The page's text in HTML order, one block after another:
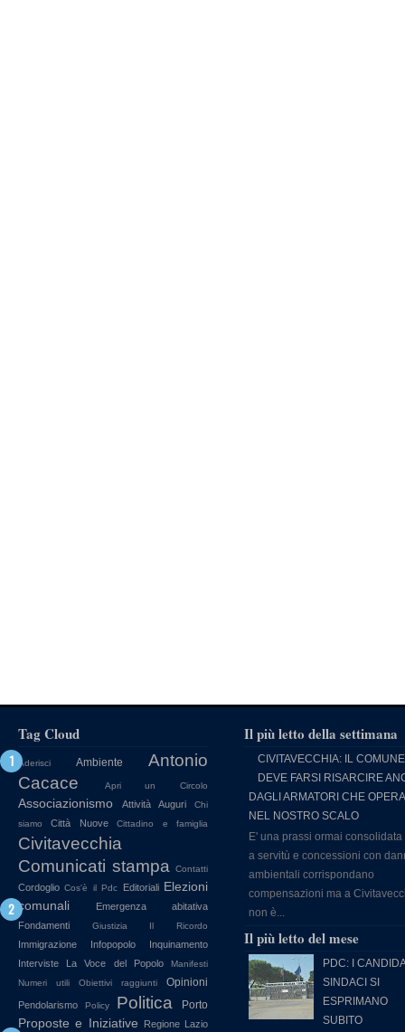
Tag Cloud
Aderisci Ambiente
Antonio
Cacace
Apri un Circolo
Associazionismo Attività Auguri
Chi
siamo
Città Nuove Cittadino e famiglia
Civitavecchia
Comunicati stampa
Contatti
Cordoglio Cos'è il Pdc Editoriali Elezioni
comunali
Emergenza abitativa
Fondamenti
Giustizia Il Ricordo
Immigrazione Infopopolo
Inquinamento
Interviste
La Voce del Popolo
Manifesti
Numeri utili
Obiettivi raggiunti Opinioni
Pendolarismo Policy Politica Porto
Proposte e Iniziative
Regione Lazio
Il più letto della settimana
CIVITAVECCHIA: IL COMUNE
DEVE FARSI RISARCIRE
DAGLI ARMATORI CHE
NEL NOSTRO SCALO
E' una prassi ormai consolidata
a servitù e concessioni con
ambientali corrispondano
compensazioni ma a
non è...
Il più letto del mese
PDC: I
SINDACI SI
ESPRIMANO
SUBITO